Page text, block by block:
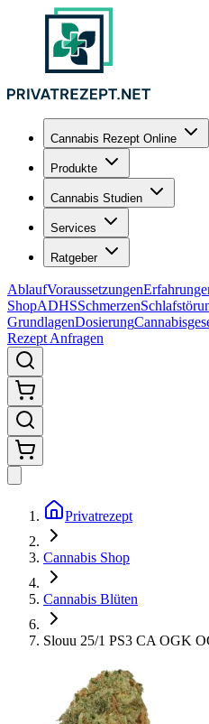
Cannabis Rezept Online
Produkte
Cannabis Studien
Services
Ratgeber
AblaufVoraussetzungen
ShopADHSSchmerzen
GrundlagenDosierung
Rezept Anfragen
Privatrezept
Cannabis Shop
Cannabis Blüten
Slouu 25/1 PS3 CA OGK